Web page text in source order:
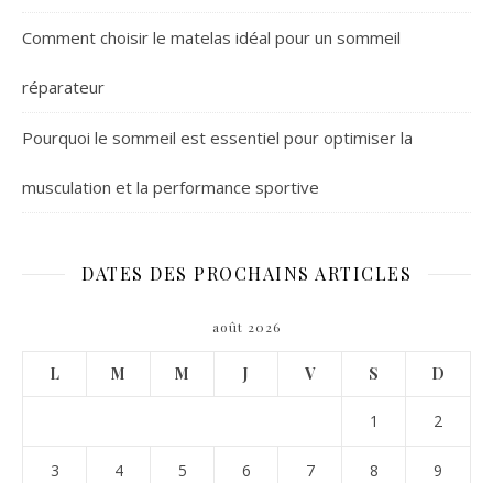
Comment choisir le matelas idéal pour un sommeil
réparateur
Pourquoi le sommeil est essentiel pour optimiser la
musculation et la performance sportive
DATES DES PROCHAINS ARTICLES
août 2026
L M M J V S D
1 2
3 4 5 6 7 8 9